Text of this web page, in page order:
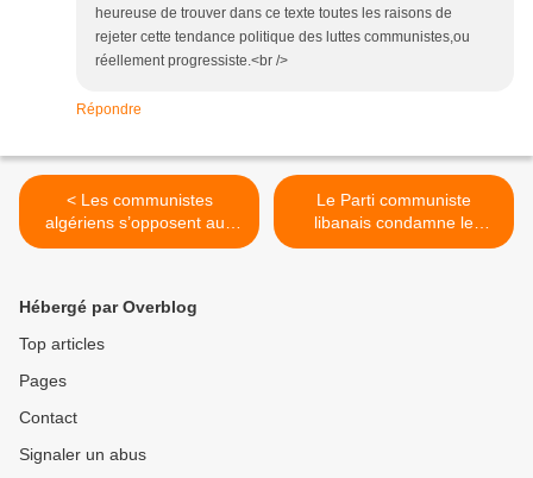
heureuse de trouver dans ce texte toutes les raisons de
rejeter cette tendance politique des luttes communistes,ou
réellement progressiste.<br />
Répondre
< Les communistes
algériens s’opposent aux
ingérences impérialistes au
Algérie
Le Parti communiste
libanais condamne le
massacre des étudiants à
Hébergé par Overblog
Top articles
Pages
Contact
Signaler un abus